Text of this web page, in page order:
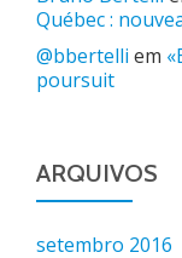
Québec :
@bbertelli em
poursuit
ARQUIVOS
setembro 2016